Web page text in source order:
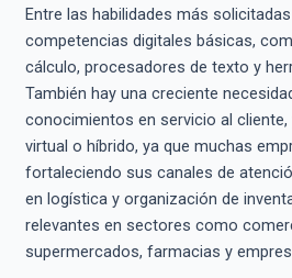
Entre las habilidades más
competencias digitales básicas,
cálculo, procesadores de texto y
También hay una creciente
conocimientos en servicio al
virtual o híbrido, ya que muchas
fortaleciendo sus canales de
en logística y organización de
relevantes en sectores como
supermercados, farmacias y